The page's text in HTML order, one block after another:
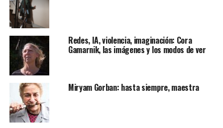
Redes, IA, violencia, imaginación: Cora
Gamarnik, las imágenes y los modos de ver
Miryam Gorban: hasta siempre, maestra